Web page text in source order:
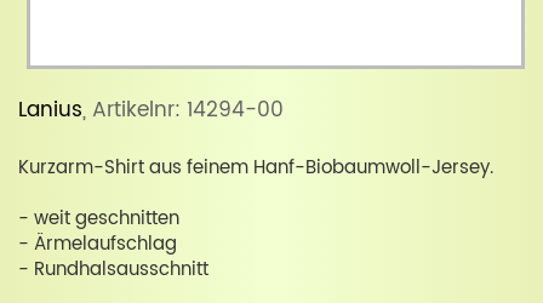
Lanius, Artikelnr: 14294-00
Kurzarm-Shirt aus feinem Hanf-Biobaumwoll-Jersey.
- weit geschnitten
- Ärmelaufschlag
- Rundhalsausschnitt